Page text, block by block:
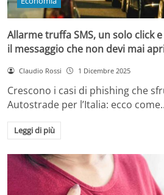
Allarme truffa SMS, un solo click
il messaggio che non devi mai
Claudio Rossi 1 Dicembre 2025
Crescono i casi di phishing che
Autostrade per l’Italia: ecco
Leggi di più